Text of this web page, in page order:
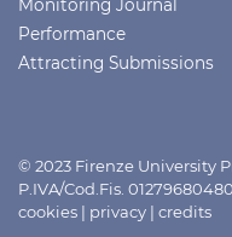
Monitoring Journal
Performance
Attracting Submissions
© 2023 Firenze University
P.IVA/Cod.Fis. 01279680480
cookies | privacy | credits